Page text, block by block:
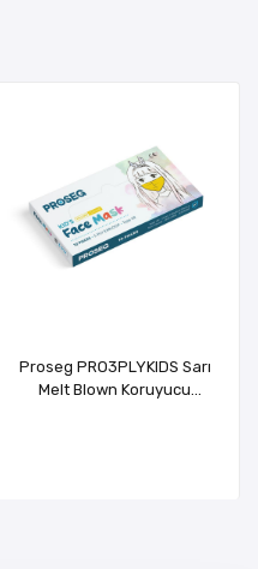
Proseg PRO3PLYKIDS Sarı
Melt Blown Koruyucu